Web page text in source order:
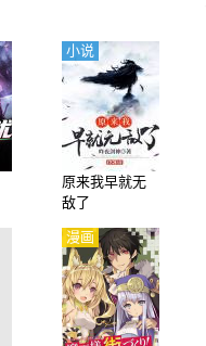
原来我早就无
敌了
小说
漫画